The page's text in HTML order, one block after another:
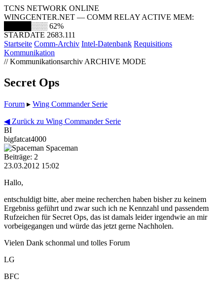
TCNS NETWORK ONLINE
WINGCENTER.NET — COMM RELAY ACTIVE MEM:
█████░░░ 62%
STARDATE 2683.111
Startseite Comm-Archiv Intel-Datenbank Requisitions
Kommunikation
// Kommunikationsarchiv ARCHIVE MODE
Secret Ops
Forum ▸ Wing Commander Serie
◀ Zurück zu Wing Commander Serie
BI
bigfatcat4000
Spaceman
Beiträge: 2
23.03.2012 15:02
Hallo,
entschuldigt bitte, aber meine recherchen haben bisher zu keinem
Ergebniss geführt und zwar such ich ne Kennzahl und passendem
Rufzeichen für Secret Ops, das ist damals leider irgendwie an mir
vorbeigegangen und würde das jetzt gerne Nachholen.
Vielen Dank schonmal und tolles Forum
LG
BFC